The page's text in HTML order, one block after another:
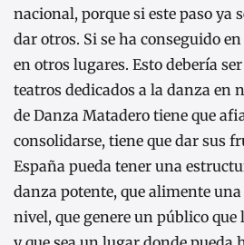
nacional, porque si este paso ya
dar otros. Si se ha conseguido
en otros lugares. Esto debería
teatros dedicados a la danza en
de Danza Matadero tiene que
consolidarse, tiene que dar sus
España pueda tener una
danza potente, que alimente
nivel, que genere un público que